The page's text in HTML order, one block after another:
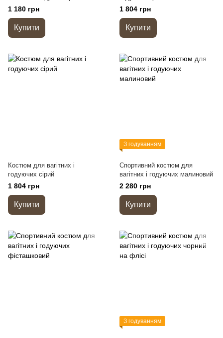
1 180 грн
Купити
1 804 грн
Купити
Костюм для вагітних і
годуючих сірий
1 804 грн
Купити
З годуванням
Спортивний костюм для
вагітних і годуючих малиновий
2 280 грн
Купити
З годуванням